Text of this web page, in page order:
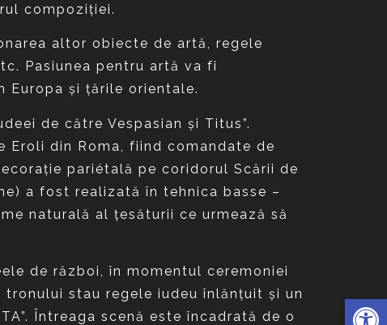
compoziţiei.
altor obiecte de artă, regele
Pasiunea pentru artă va fi
Europa şi ţările orientale.
de către Vespasian şi Titus”.
Eroli din Roma, fiind comandate de
pariétală pe coridorul Scării de
a fost realizată în tehnica basse –
naturală al ţesăturii ce urmează să
de război, în momentul ceremoniei
stau regele iudeu înlănţuit şi un
Întreaga scenă este încadrată de o